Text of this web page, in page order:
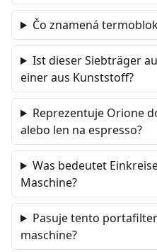
Čo znamená
Ist dieser Siebträger
einer aus Kunststoff?
Reprezentuje Orione
alebo len na espresso?
Was bedeutet
Maschine?
Pasuje tento
maschine?